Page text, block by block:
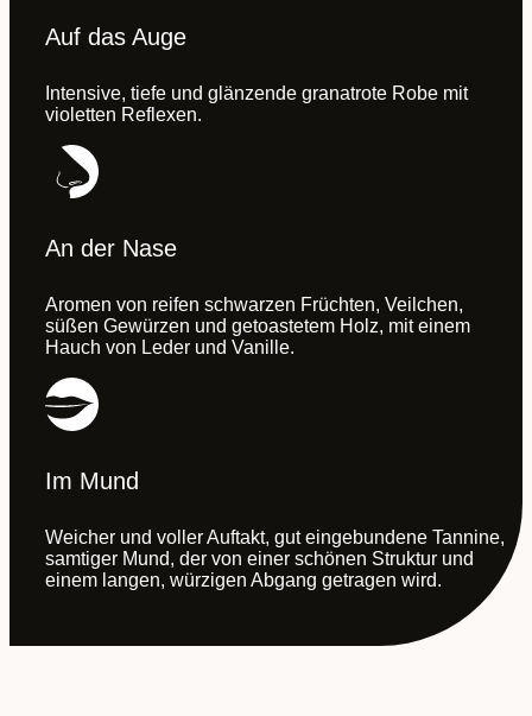
Auf das Auge
Intensive, tiefe und glänzende granatrote Robe mit
violetten Reflexen.
An der Nase
Aromen von reifen schwarzen Früchten, Veilchen,
süßen Gewürzen und getoastetem Holz, mit einem
Hauch von Leder und Vanille.
Im Mund
Weicher und voller Auftakt, gut eingebundene Tannine,
samtiger Mund, der von einer schönen Struktur und
einem langen, würzigen Abgang getragen wird.